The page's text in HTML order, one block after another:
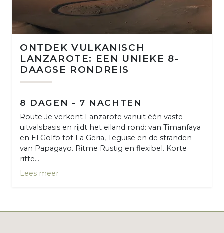
ONTDEK VULKANISCH
LANZAROTE: EEN UNIEKE 8-
DAAGSE RONDREIS
8 DAGEN - 7 NACHTEN
Route Je verkent Lanzarote vanuit één vaste
uitvalsbasis en rijdt het eiland rond: van Timanfaya
en El Golfo tot La Geria, Teguise en de stranden
van Papagayo. Ritme Rustig en flexibel. Korte
ritte...
Lees meer